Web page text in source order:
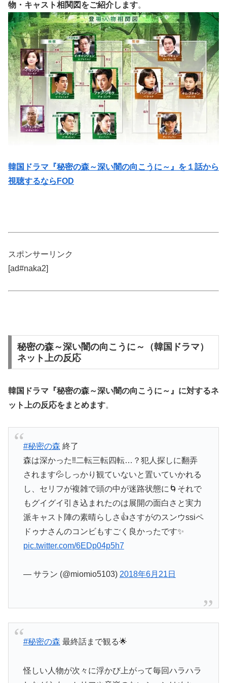
物・キャスト相関図 をご紹介します。
韓国ドラマ『秘密の森～深い闇の向こうに～』を１話から
視聴するならFOD
スポンサーリンク
[ad#naka2]
秘密の森～深い闇の向こうに～（韓国ドラマ）
ネット上の反応
韓国ドラマ『秘密の森～深い闇の向こうに～』に対するネ
ット上の反応をまとめます。
#秘密の森 終了
森は深かった‼️二転三転四転…？犯人探しに翻弄
されます💦しっかり観ていないと置いていかれる
し、セリフが複雑で頭の中が迷路状態に🌀それで
もグイグイ引き込まれたのは展開の面白さと実力
派キャスト陣の素晴らしさ👍さすがのスンウssiペ
ドゥナさんのコンビもすごく良かったです✨
pic.twitter.com/6EDp04p5h7
— サラン (@miomio5103) 2018年6月21日
#秘密の森 最終話まで観る🌟
怪しい人物が次々に浮かび上がって毎回ハラハラ